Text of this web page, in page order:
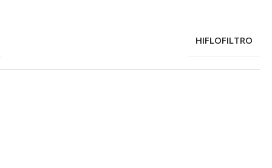
HIFLOFILTRO